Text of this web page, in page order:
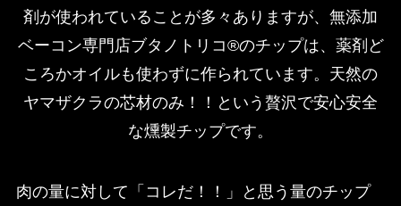
肉の量に対して「コレだ！！」と思う量のチップ